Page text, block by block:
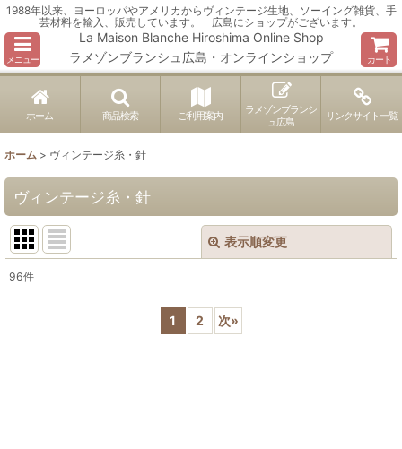
1988年以来、ヨーロッパやアメリカからヴィンテージ生地、ソーイング雑貨、手
芸材料を輸入、販売しています。 広島にショップがございます。
メニュー
La Maison Blanche Hiroshima Online Shop
ラメゾンブランシュ広島・オンラインショップ
カート
ホーム 商品検索 ご利用案内
ラメゾンブランシ
ュ広島
リンクサイト一覧
ホーム > ヴィンテージ糸・針
ヴィンテージ糸・針
表示順変更
96件
1 2 次»